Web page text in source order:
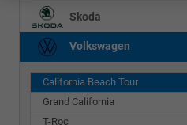
Skoda
Volkswagen
California Beach Tour
Grand California
T-Roc